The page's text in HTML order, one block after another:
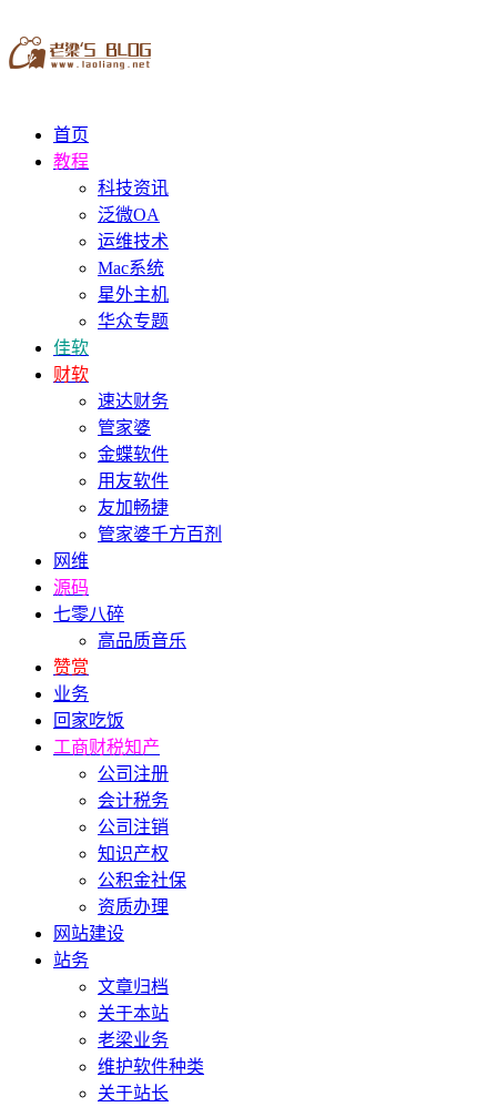
首页
教程
科技资讯
泛微OA
运维技术
Mac系统
星外主机
华众专题
佳软
财软
速达财务
管家婆
金蝶软件
用友软件
友加畅捷
管家婆千方百剂
网维
源码
七零八碎
高品质音乐
赞赏
业务
回家吃饭
工商财税知产
公司注册
会计税务
公司注销
知识产权
公积金社保
资质办理
网站建设
站务
文章归档
关于本站
老梁业务
维护软件种类
关于站长